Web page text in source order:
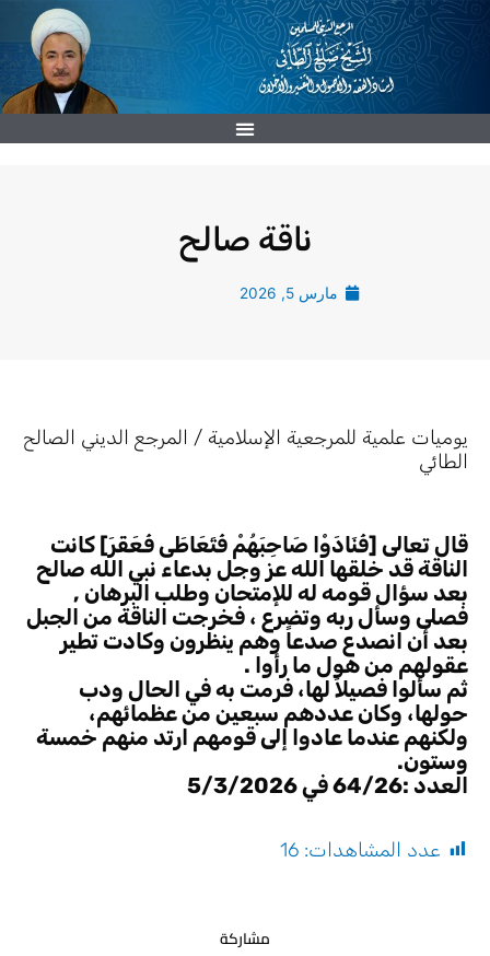
تخطي
ناقة صالح
مارس 5, 2026
يوميات علمية للمرجعية الإسلامية / المرجع الديني الصالح
الطائي
قال تعالى [فَنَادَوْا صَاحِبَهُمْ فَتَعَاطَى فَعَقَرَ] كانت
الناقة قد خلقها الله عز وجل بدعاء نبي الله صالح
بعد سؤال قومه له للإمتحان وطلب البرهان ,
فصلى وسأل ربه وتضرع ، فخرجت الناقة من الجبل
بعد أن انصدع صدعاً وهم ينظرون وكادت تطير
عقولهم من هول ما رأوا .
ثم سألوا فصيلاً لها، فرمت به في الحال ودب
حولها، وكان عددهم سبعين من عظمائهم،
ولكنهم عندما عادوا إلى قومهم ارتد منهم خمسة
وستون.
العدد :64/26 في 5/3/2026
عدد المشاهدات: 16
مشاركة